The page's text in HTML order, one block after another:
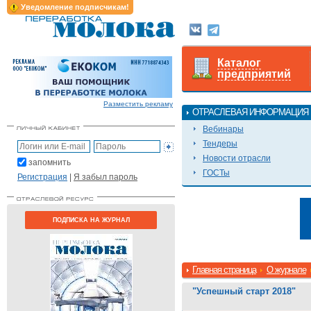
Уведомление подписчикам!
Разместить рекламу
запомнить
Регистрация | Я забыл пароль
ПОДПИСКА НА ЖУРНАЛ
Каталог
предприятий
ОТРАСЛЕВАЯ ИНФОРМАЦИЯ
Вебинары
Тендеры
Новости отрасли
ГОСТы
Главная страница О журнале
"Успешный старт 2018"